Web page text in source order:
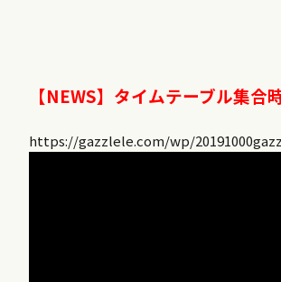
【NEWS】タイムテーブル集合
https://gazzlele.com/wp/